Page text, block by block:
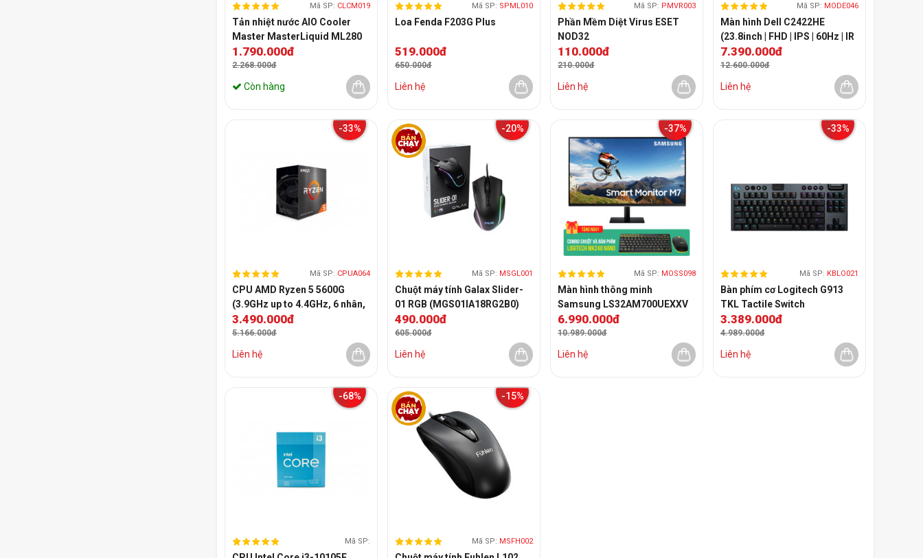
Mã SP: CLCM019
Tản nhiệt nước AIO Cooler
Master MasterLiquid ML280
Mirror
1.790.000đ
2.268.000đ
Còn hàng
Mã SP: SPML010
Loa Fenda F203G Plus
519.000đ
650.000đ
Liên hệ
Mã SP: PMVR003
Phần Mềm Diệt Virus ESET
NOD32
110.000đ
210.000đ
Liên hệ
Mã SP: MODE046
Màn hình Dell C2422HE
(23.8inch | FHD | IPS | 60Hz | IR
camera | Flat)
7.390.000đ
12.600.000đ
Liên hệ
-33%
Mã SP: CPUA064
CPU AMD Ryzen 5 5600G
(3.9GHz up to 4.4GHz, 6 nhân,
12 luồng, 19MB Cache, 65W) -
Socket AM4
3.490.000đ
5.166.000đ
Liên hệ
-20%
Mã SP: MSGL001
Chuột máy tính Galax Slider-
01 RGB (MGS01IA18RG2B0)
490.000đ
605.000đ
Liên hệ
-37%
Mã SP: MOSS098
Màn hình thông minh
Samsung LS32AM700UEXXV
(32inch/4K/VA/60Hz/Flat)
6.990.000đ
10.989.000đ
Liên hệ
-33%
Mã SP: KBLO021
Bàn phím cơ Logitech G913
TKL Tactile Switch
3.389.000đ
4.989.000đ
Liên hệ
-68%
Mã SP:
-15%
Mã SP: MSFH002